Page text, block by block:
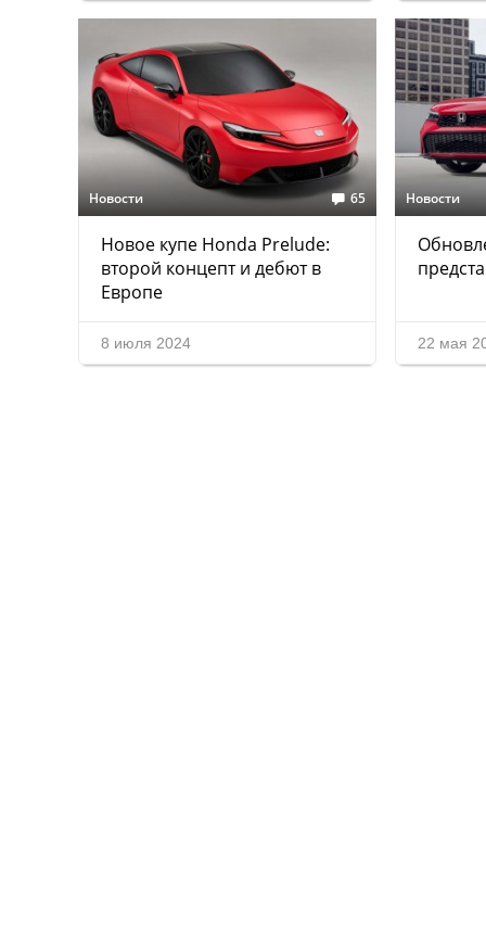
Новости 65
Новое купе Honda Prelude:
второй концепт и дебют в
Европе
8 июля 2024
Новости
22 мая